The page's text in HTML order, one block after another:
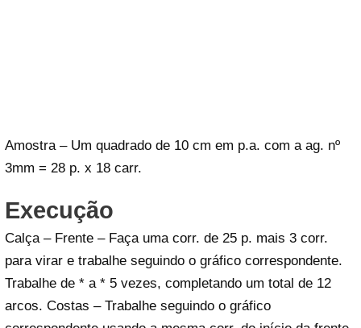
Amostra – Um quadrado de 10 cm em p.a. com a ag. nº
3mm = 28 p. x 18 carr.
Execução
Calça – Frente – Faça uma corr. de 25 p. mais 3 corr.
para virar e trabalhe seguindo o gráfico correspondente.
Trabalhe de * a * 5 vezes, completando um total de 12
arcos. Costas – Trabalhe seguindo o gráfico